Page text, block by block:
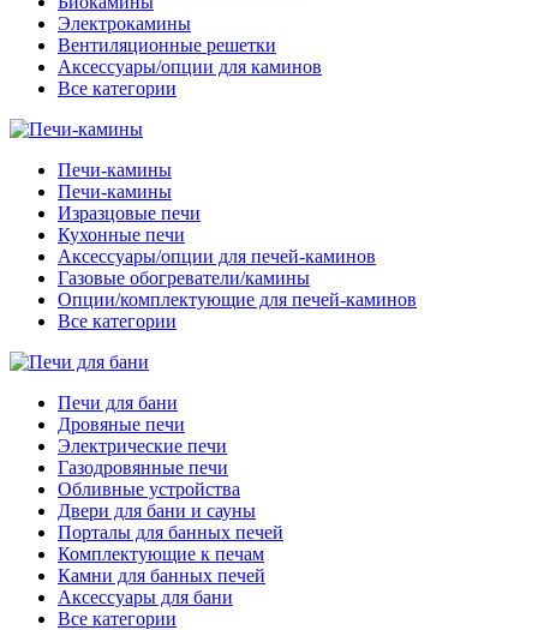
Электрокамины
Вентиляционные решетки
Аксессуары/опции для каминов
Все категории
Печи-камины
Печи-камины
Изразцовые печи
Кухонные печи
Аксессуары/опции для печей-каминов
Газовые обогреватели/камины
Опции/комплектующие для печей-каминов
Все категории
Печи для бани
Дровяные печи
Электрические печи
Газодровянные печи
Обливные устройства
Двери для бани и сауны
Порталы для банных печей
Комплектующие к печам
Камни для банных печей
Аксессуары для бани
Все категории